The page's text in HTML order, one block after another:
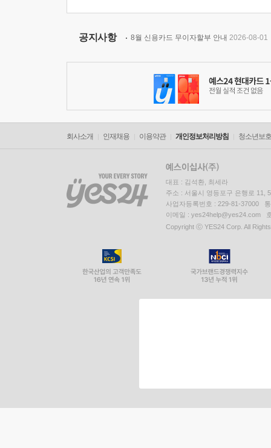
공지사항 8월 신용카드 무이자할부 안내 2026-08-01
회사소개 인재채용 이용약관 개인정보처리방침 청소년보
대표 : 김석환, 최세라
주소 : 서울시 영등포구 은행로 11,
사업자등록번호 : 229-81-37000
이메일 : yes24help@yes24.com
Copyright ⓒ YES24 Corp. All